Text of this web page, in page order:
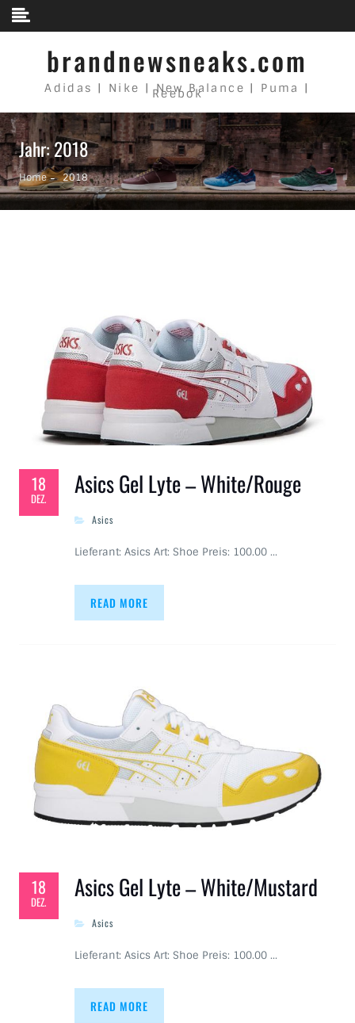
Skip to content
brandnewsneaks.com
Adidas | Nike | New Balance | Puma |
Reebok
Jahr: 2018
Home 2018
18
DEZ. Asics Gel Lyte – White/Rouge
Asics
Lieferant: Asics Art: Shoe Preis: 100.00 …
READ MORE
18
DEZ. Asics Gel Lyte – White/Mustard
Asics
Lieferant: Asics Art: Shoe Preis: 100.00 …
READ MORE